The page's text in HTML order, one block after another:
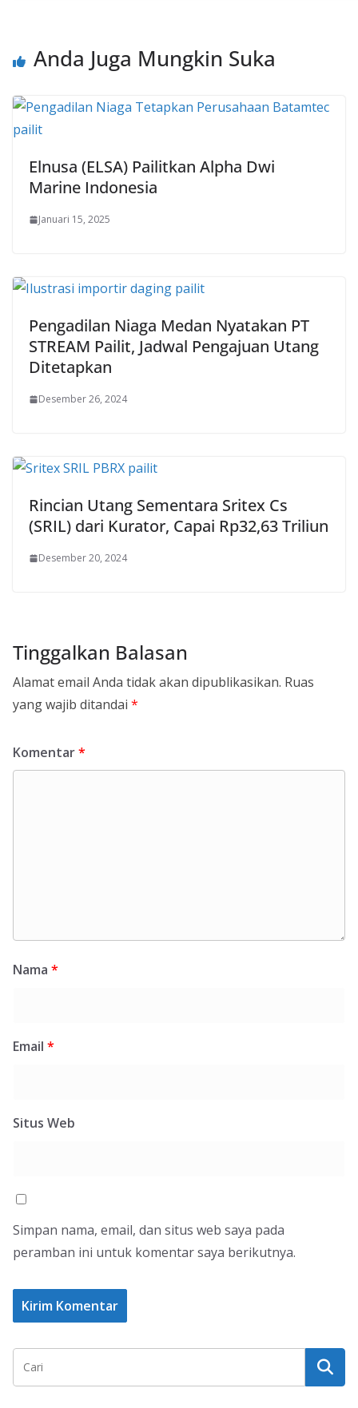
Anda Juga Mungkin Suka
Elnusa (ELSA) Pailitkan Alpha Dwi
Marine Indonesia
Januari 15, 2025
Pengadilan Niaga Medan Nyatakan PT
STREAM Pailit, Jadwal Pengajuan Utang
Ditetapkan
Desember 26, 2024
Rincian Utang Sementara Sritex Cs
(SRIL) dari Kurator, Capai Rp32,63 Triliun
Desember 20, 2024
Tinggalkan Balasan
Alamat email Anda tidak akan dipublikasikan. Ruas
yang wajib ditandai *
Komentar*
Nama *
Email *
Situs Web
Simpan nama, email, dan situs web saya pada
peramban ini untuk komentar saya berikutnya.